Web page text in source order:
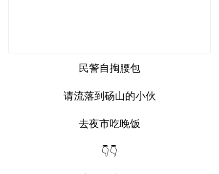
民警自掏腰包
请流落到砀山的小伙
去夜市吃晚饭
👇👇